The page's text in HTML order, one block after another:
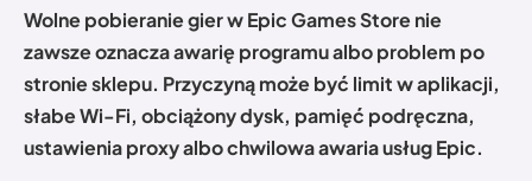
Wolne pobieranie gier w Epic Games Store nie
zawsze oznacza awarię programu albo problem po
stronie sklepu. Przyczyną może być limit w aplikacji,
słabe Wi-Fi, obciążony dysk, pamięć podręczna,
ustawienia proxy albo chwilowa awaria usług Epic.